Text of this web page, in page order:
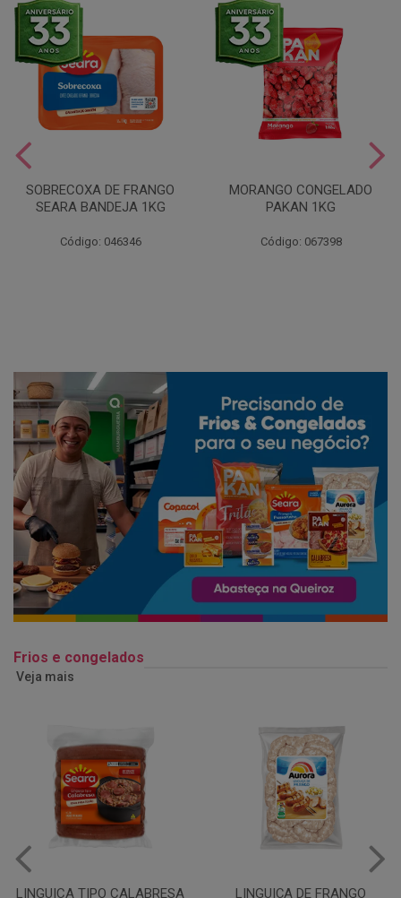
SOBRECOXA DE FRANGO
SEARA BANDEJA 1KG
Código: 046346
MORANGO CONGELADO
PAKAN 1KG
Código: 067398
Frios e congelados
Veja mais
LINGUIÇA DE FRANGO QUEIJO MUSSARELA